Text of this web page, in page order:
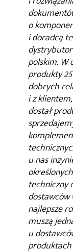
o
i doradcą
polskim.
produkty
dobrych
i z
dostał
u nas
techniczny
dostawców
najlepsze
muszą
u
produktach